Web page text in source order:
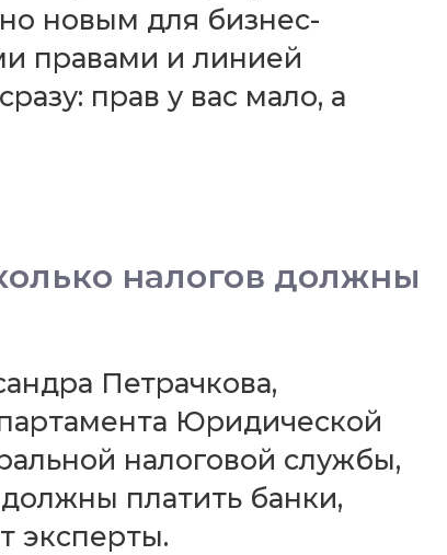
новым для бизнес-
правами и линией
прав у вас мало, а
налогов должны
Петрачкова,
Юридической
налоговой службы,
платить банки,
эксперты.